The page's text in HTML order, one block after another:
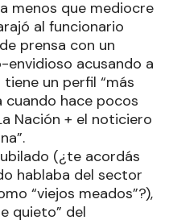
menos que mediocre
al funcionario
prensa con un
acusando a
un perfil “más
cuando hace pocos
Nación + el noticiero
(¿te acordás
hablaba del sector
“viejos meados”?),
quieto” del